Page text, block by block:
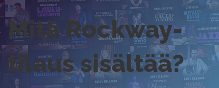
Mitä Rockway-
tilaus sisältää?